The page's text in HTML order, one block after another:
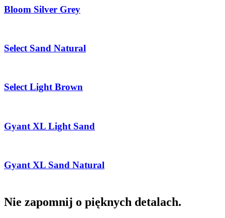
Bloom Silver Grey
Select Sand Natural
Select Light Brown
Gyant XL Light Sand
Gyant XL Sand Natural
Nie zapomnij o pięknych detalach.